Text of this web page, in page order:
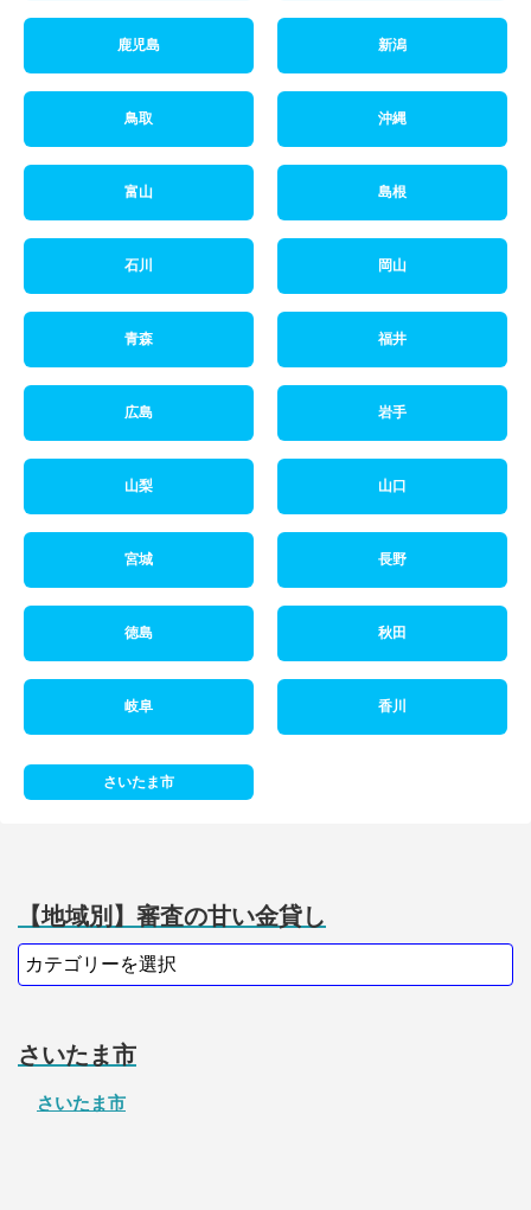
鹿児島 新潟
鳥取 沖縄
富山 島根
石川 岡山
青森 福井
広島 岩手
山梨 山口
宮城 長野
徳島 秋田
岐阜 香川
さいたま市
【地域別】審査の甘い金貸し
さいたま市
さいたま市